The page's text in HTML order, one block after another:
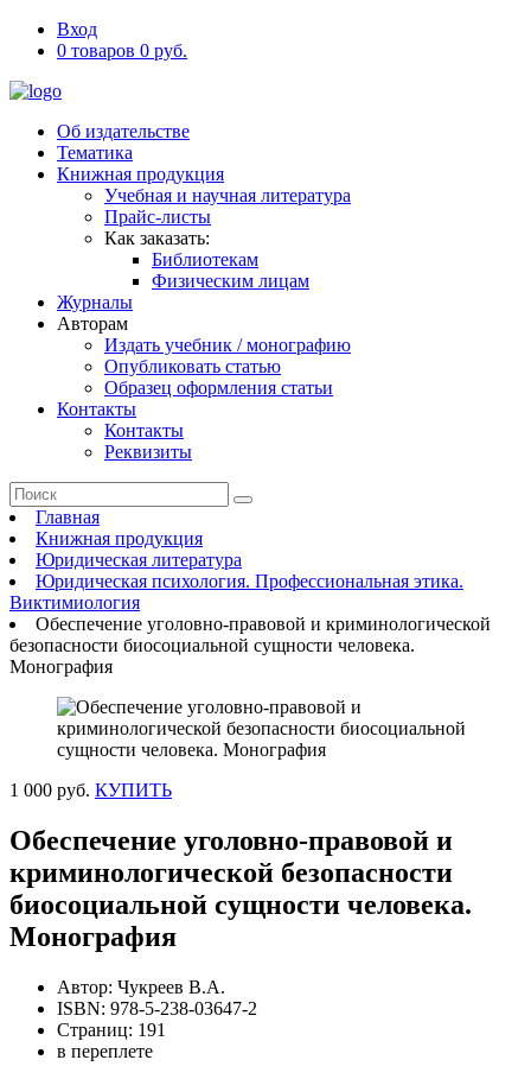
Вход
0 товаров 0 руб.
Об издательстве
Тематика
Книжная продукция
Учебная и научная литература
Прайс-листы
Как заказать:
Библиотекам
Физическим лицам
Журналы
Авторам
Издать учебник / монографию
Опубликовать статью
Образец оформления статьи
Контакты
Контакты
Реквизиты
Главная
Книжная продукция
Юридическая литература
Юридическая психология. Профессиональная этика.
Виктимиология
Обеспечение уголовно-правовой и криминологической
безопасности биосоциальной сущности человека.
Монография
1 000 руб. КУПИТЬ
Обеспечение уголовно-правовой и
криминологической безопасности
биосоциальной сущности человека.
Монография
Автор: Чукреев В.А.
ISBN: 978-5-238-03647-2
Страниц: 191
в переплете